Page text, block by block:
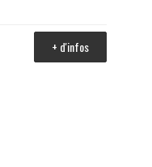
+ d'infos